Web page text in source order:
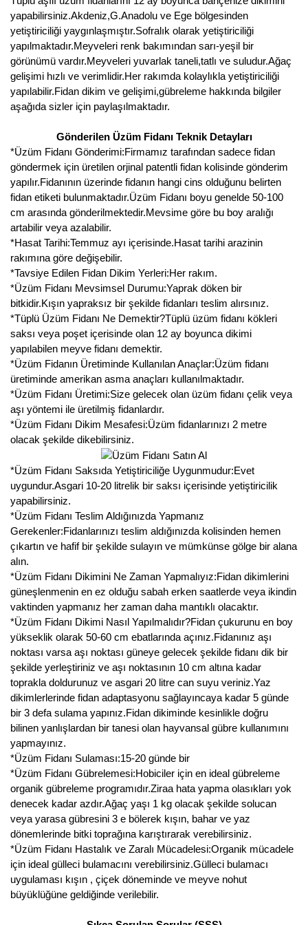
yapabilirsiniz.Akdeniz,G.Anadolu ve Ege bölgesinden
yetiştiriciliği yaygınlaşmıştır.Sofralık olarak yetiştiriciliği
yapılmaktadır.Meyveleri renk bakımından sarı-yeşil bir
görünümü vardır.Meyveleri yuvarlak taneli,tatlı ve suludur.Ağaç
gelişimi hızlı ve verimlidir.Her rakımda kolaylıkla yetiştiriciliği
yapılabilir.Fidan dikim ve gelişimi,gübreleme hakkında bilgiler
aşağıda sizler için paylaşılmaktadır.
Gönderilen Üzüm Fidanı Teknik Detayları
*Üzüm Fidanı Gönderimi:Firmamız tarafından sadece fidan
göndermek için üretilen orjinal patentli fidan kolisinde gönderim
yapılır.Fidanının üzerinde fidanın hangi cins olduğunu belirten
fidan etiketi bulunmaktadır.Üzüm Fidanı boyu genelde 50-100
cm arasında gönderilmektedir.Mevsime göre bu boy aralığı
artabilir veya azalabilir.
*Hasat Tarihi:Temmuz ayı içerisinde.Hasat tarihi arazinin
rakımına göre değişebilir.
*Tavsiye Edilen Fidan Dikim Yerleri:Her rakım.
*Üzüm Fidanı Mevsimsel Durumu:Yaprak döken bir
bitkidir.Kışın yapraksız bir şekilde fidanları teslim alırsınız.
*Tüplü Üzüm Fidanı Ne Demektir?Tüplü üzüm fidanı kökleri
saksı veya poşet içerisinde olan 12 ay boyunca dikimi
yapılabilen meyve fidanı demektir.
*Üzüm Fidanın Üretiminde Kullanılan Anaçlar:Üzüm fidanı
üretiminde amerikan asma anaçları kullanılmaktadır.
*Üzüm Fidanı Üretimi:Size gelecek olan üzüm fidanı çelik veya
aşı yöntemi ile üretilmiş fidanlardır.
*Üzüm Fidanı Dikim Mesafesi:Üzüm fidanlarınızı 2 metre
olacak şekilde dikebilirsiniz.
*Üzüm Fidanı Saksıda Yetiştiriciliğe Uygunmudur:Evet
uygundur.Asgari 10-20 litrelik bir saksı içerisinde yetiştiricilik
yapabilirsiniz.
*Üzüm Fidanı Teslim Aldığınızda Yapmanız
Gerekenler:Fidanlarınızı teslim aldığınızda kolisinden hemen
çıkartın ve hafif bir şekilde sulayın ve mümkünse gölge bir alana
alın.
*Üzüm Fidanı Dikimini Ne Zaman Yapmalıyız:Fidan dikimlerini
güneşlenmenin en ez olduğu sabah erken saatlerde veya ikindin
vaktinden yapmanız her zaman daha mantıklı olacaktır.
*Üzüm Fidanı Dikimi Nasıl Yapılmalıdır?Fidan çukurunu en boy
yükseklik olarak 50-60 cm ebatlarında açınız.Fidanınız aşı
noktası varsa aşı noktası güneye gelecek şekilde fidanı dik bir
şekilde yerleştiriniz ve aşı noktasının 10 cm altına kadar
toprakla doldurunuz ve asgari 20 litre can suyu veriniz.Yaz
dikimlerlerinde fidan adaptasyonu sağlayıncaya kadar 5 günde
bir 3 defa sulama yapınız.Fidan dikiminde kesinlikle doğru
bilinen yanlışlardan bir tanesi olan hayvansal gübre kullanımını
yapmayınız.
*Üzüm Fidanı Sulaması:15-20 günde bir
*Üzüm Fidanı Gübrelemesi:Hobiciler için en ideal gübreleme
organik gübreleme programıdır.Ziraa hata yapma olasıkları yok
denecek kadar azdır.Ağaç yaşı 1 kg olacak şekilde solucan
veya yarasa gübresini 3 e bölerek kışın, bahar ve yaz
dönemlerinde bitki toprağına karıştırarak verebilirsiniz.
*Üzüm Fidanı Hastalık ve Zaralı Mücadelesi:Organik mücadele
için ideal gülleci bulamacını verebilirsiniz.Gülleci bulamacı
uygulaması kışın , çiçek döneminde ve meyve nohut
büyüklüğüne geldiğinde verilebilir.
Goji Berry Fidanı
Hünnap Fidanı
İncir Fidanı
Kayısı Fidanı
Keçiboynuzu Fidanı
Kestane Fidanı
Kiraz Fidanı
Kivi Fidanı
Kızılcık Fidanı
Kocayemiş Fidanı
Kuşburnu Fidanı
Liçi Fidanı
Longan Fidanı
Malta Eriği Fidanı
Mango Fidanı
Melez Meyveler
Murt Fidanı
Muşmula Fidanı
Muz Fidanı
Nadir Çeşit Meyveler
Nar Fidanı
Narenciye Fidanları
Nektarin Fidanı
Papaya Fidanı
Pepino Fidanı
Pitaya Fidanı
Şeftali Fidanı
Trabzon Hurması Fidanı
Üzüm Fidanı